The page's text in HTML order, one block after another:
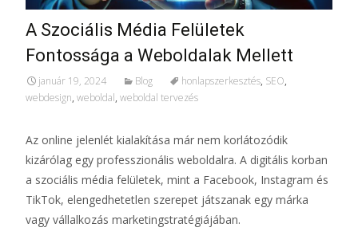
A Szociális Média Felületek
Fontossága a Weboldalak Mellett
január 19, 2024 Blog honlapszerkesztés, SEO,
webdesign, weboldal, weboldal tervezés
Az online jelenlét kialakítása már nem korlátozódik
kizárólag egy professzionális weboldalra. A digitális korban
a szociális média felületek, mint a Facebook, Instagram és
TikTok, elengedhetetlen szerepet játszanak egy márka
vagy vállalkozás marketingstratégiájában.